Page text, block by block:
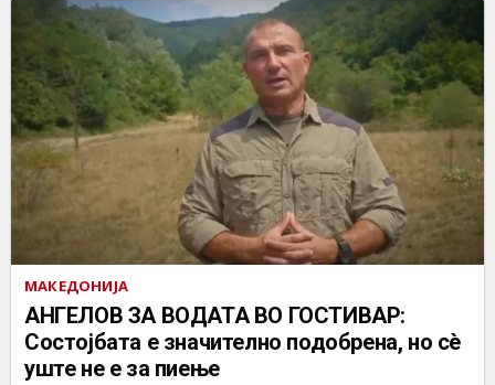
МАКЕДОНИЈА
АНГЕЛОВ ЗА ВОДАТА ВО ГОСТИВАР:
Состојбата е значително подобрена, но сè
уште не е за пиење